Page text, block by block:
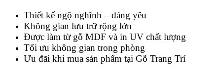
Thiết kế ngộ nghĩnh – đáng yêu
Không gian lưu trữ rộng lớn
Được làm từ gỗ MDF và in UV chất lượng
Tối ưu không gian trong phòng
Ưu đãi khi mua sản phẩm tại Gỗ Trang Trí